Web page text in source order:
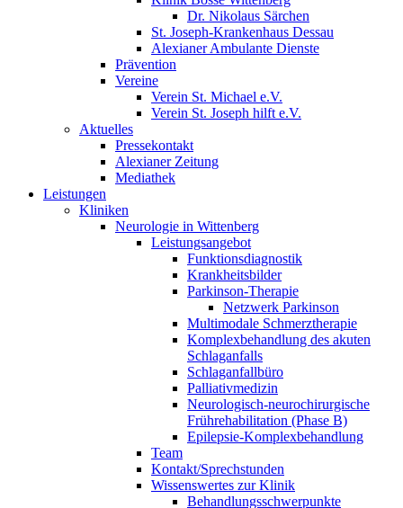
Dr. Nikolaus Särchen
St. Joseph-Krankenhaus Dessau
Alexianer Ambulante Dienste
Prävention
Vereine
Verein St. Michael e.V.
Verein St. Joseph hilft e.V.
Aktuelles
Pressekontakt
Alexianer Zeitung
Mediathek
Leistungen
Kliniken
Neurologie in Wittenberg
Leistungsangebot
Funktionsdiagnostik
Krankheitsbilder
Parkinson-Therapie
Netzwerk Parkinson
Multimodale Schmerztherapie
Komplexbehandlung des akuten
Schlaganfalls
Schlaganfallbüro
Palliativmedizin
Neurologisch-neurochirurgische
Frührehabilitation (Phase B)
Epilepsie-Komplexbehandlung
Team
Kontakt/Sprechstunden
Wissenswertes zur Klinik
Behandlungsschwerpunkte